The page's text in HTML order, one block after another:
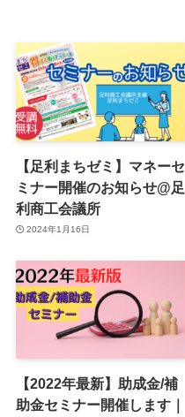
【足利まちゼミ】マネーセ
ミナー開催のお知らせ@足
利商工会議所
2024年1月16日
【2022年最新】助成金/補
助金セミナー開催します｜